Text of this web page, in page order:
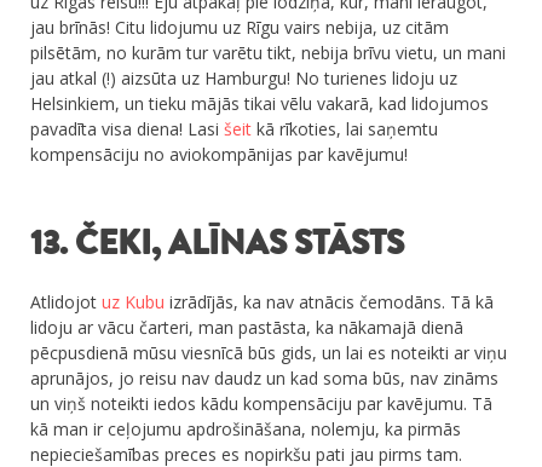
jau brīnās! Citu lidojumu uz Rīgu vairs nebija, uz citām
pilsētām, no kurām tur varētu tikt, nebija brīvu vietu, un mani
jau atkal (!) aizsūta uz Hamburgu! No turienes lidoju uz
Helsinkiem, un tieku mājās tikai vēlu vakarā, kad lidojumos
pavadīta visa diena! Lasi šeit kā rīkoties, lai saņemtu
kompensāciju no aviokompānijas par kavējumu!
13. ČEKI, ALĪNAS STĀSTS
Atlidojot uz Kubu izrādījās, ka nav atnācis čemodāns. Tā kā
lidoju ar vācu čarteri, man pastāsta, ka nākamajā dienā
pēcpusdienā mūsu viesnīcā būs gids, un lai es noteikti ar viņu
aprunājos, jo reisu nav daudz un kad soma būs, nav zināms
un viņš noteikti iedos kādu kompensāciju par kavējumu. Tā
kā man ir ceļojumu apdrošināšana, nolemju, ka pirmās
nepieciešamības preces es nopirkšu pati jau pirms tam.